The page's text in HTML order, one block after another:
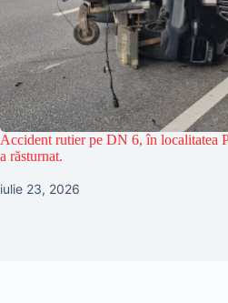
Accident rutier pe DN 6, în localitatea
a răsturnat.
iulie 23, 2026